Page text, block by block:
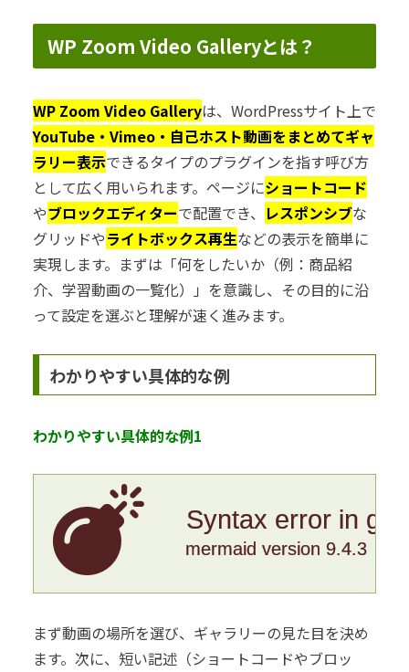
WP Zoom Video Galleryとは？
WP Zoom Video Galleryは、WordPressサイト上で
YouTube・Vimeo・自己ホスト動画をまとめてギャ
ラリー表示できるタイプのプラグインを指す呼び方
として広く用いられます。ページにショートコード
やブロックエディターで配置でき、 レスポンシブな
グリッドやライトボックス再生などの表示を簡単に
実現します。まずは「何をしたいか（例：商品紹
介、学習動画の一覧化）」を意識し、その目的に沿
って設定を選ぶと理解が速く進みます。
わかりやすい具体的な例
わかりやすい具体的な例1
Syntax error in
mermaid version 9.4.3
まず動画の場所を選び、ギャラリーの見た目を決め
ます。次に、短い記述（ショートコードやブロッ